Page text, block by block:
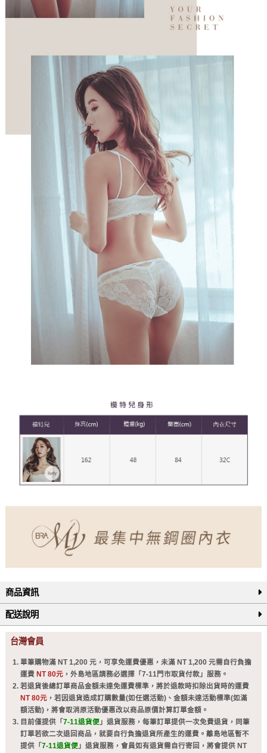
商品資訊
配送說明
台灣會員
單筆購物滿 NT 1,200 元，可享免運費優惠，未滿 NT 1,200 元需自行負擔
運費 NT 80元，外島地區請務必選擇「7-11門市取貨付款」服務。
若退貨後總訂單商品金額未達免運費標準，將於退款時扣除出貨時的運費
NT 80元，若因退貨造成訂購數量(如任選活動)、金額未達活動標準(如滿
額活動)，將會取消原活動優惠改以商品原價計算訂單金額。
目前僅提供「 7-11退貨便」退貨服務，每筆訂單提供一次免費退貨，同筆
訂單若欲二次退回商品，就要自行負擔退貨所產生的運費。離島地區暫不
提供「 7-11退貨便」退貨服務，會員如有退貨需自行寄回，將會提供 NT